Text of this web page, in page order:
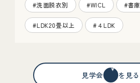
#洗面脱衣別 #WICL #書庫
#LDK20畳以上 #４LDK
見学会情報を見る